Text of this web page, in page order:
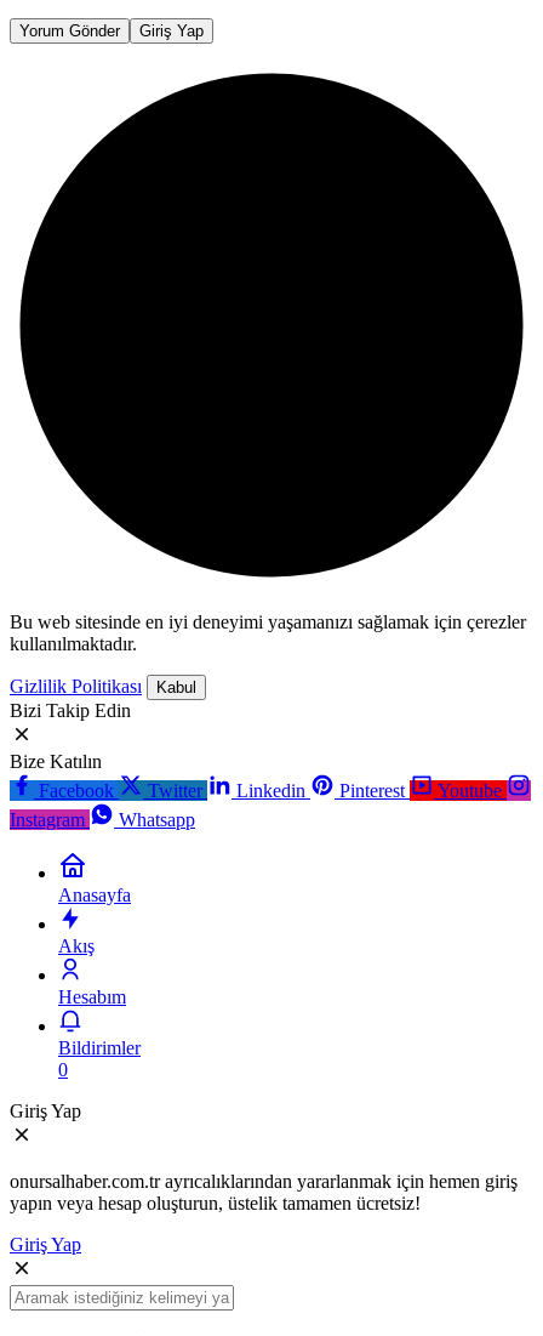
Yorum Gönder Giriş Yap
Bu web sitesinde en iyi deneyimi yaşamanızı sağlamak için çerezler
kullanılmaktadır.
Gizlilik Politikası Kabul
Bizi Takip Edin
Bize Katılın
Facebook
Twitter Linkedin Pinterest
Youtube
Instagram
Whatsapp
Anasayfa
Akış
Hesabım
Bildirimler
0
Giriş Yap
onursalhaber.com.tr ayrıcalıklarından yararlanmak için hemen giriş
yapın veya hesap oluşturun, üstelik tamamen ücretsiz!
Giriş Yap